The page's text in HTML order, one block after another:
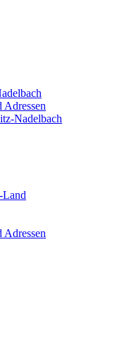
Adressen
Nadelbach
Land
Adressen